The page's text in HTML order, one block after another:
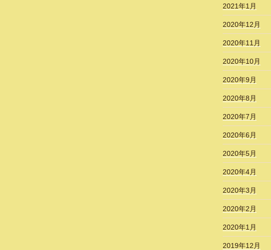
2021年1月
2020年12月
2020年11月
2020年10月
2020年9月
2020年8月
2020年7月
2020年6月
2020年5月
2020年4月
2020年3月
2020年2月
2020年1月
2019年12月